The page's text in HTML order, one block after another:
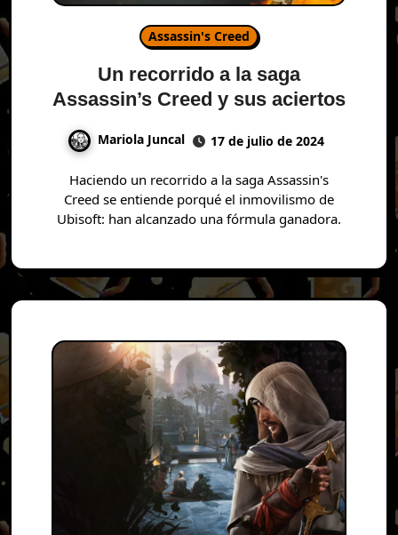
Assassin's Creed
Un recorrido a la saga
Assassin’s Creed y sus aciertos
Mariola Juncal 17 de julio de 2024
Haciendo un recorrido a la saga Assassin's
Creed se entiende porqué el inmovilismo de
Ubisoft: han alcanzado una fórmula ganadora.